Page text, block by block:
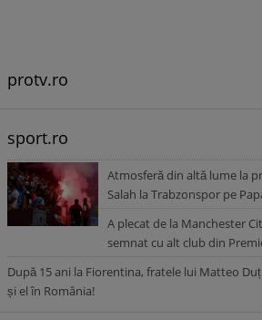
protv.ro
sport.ro
Atmosferă din altă lume la
Salah la Trabzonspor pe
A plecat de la Manchester
semnat cu alt club din
După 15 ani la Fiorentina, fratele lui Matteo
și el în România!